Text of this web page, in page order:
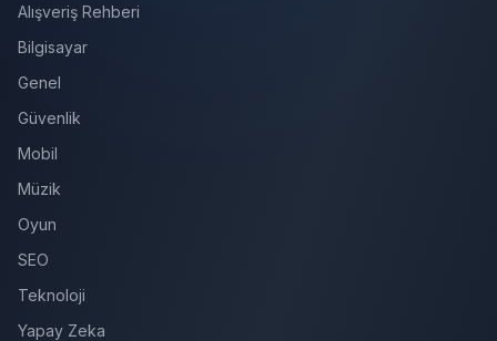
Alışveriş Rehberi
Bilgisayar
Genel
Güvenlik
Mobil
Müzik
Oyun
SEO
Teknoloji
Yapay Zeka